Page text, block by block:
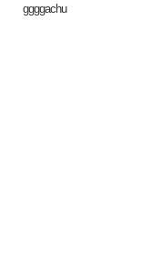
ggggachu